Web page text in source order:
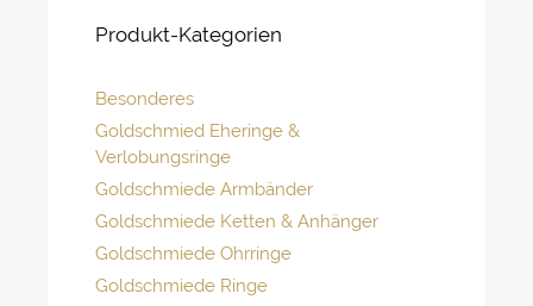
Produkt-Kategorien
Besonderes
Goldschmied Eheringe &
Verlobungsringe
Goldschmiede Armbänder
Goldschmiede Ketten & Anhänger
Goldschmiede Ohrringe
Goldschmiede Ringe